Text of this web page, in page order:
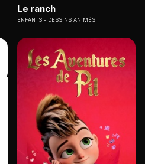
Le ranch
ENFANTS DESSINS ANIMÉS